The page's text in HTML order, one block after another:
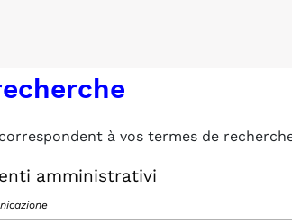
à vos termes de
amministrativi